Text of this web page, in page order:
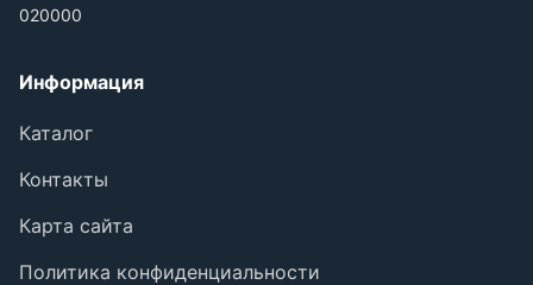
020000
Информация
Каталог
Контакты
Карта сайта
Политика конфиденциальности